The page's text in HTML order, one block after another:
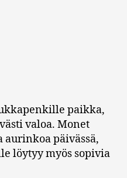
paikka,
valoa. Monet
päivässä,
löytyy myös sopivia